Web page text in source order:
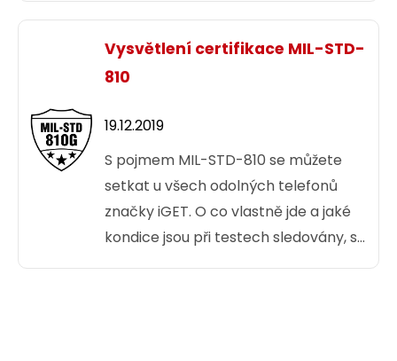
znát i pojem „MESH síť“.
Vysvětlení certifikace MIL-STD-
810
19.12.2019
S pojmem MIL-STD-810 se můžete
setkat u všech odolných telefonů
značky iGET. O co vlastně jde a jaké
kondice jsou při testech sledovány, se
dozvíte v následujícím článku.